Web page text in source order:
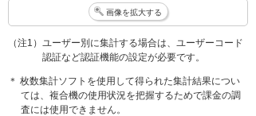
画像を拡大する
（注1）ユーザー別に集計する場合は、ユーザーコード
認証など認証機能の設定が必要です。
＊ 枚数集計ソフトを使用して得られた集計結果につい
ては、複合機の使用状況を把握するためで課金の調
査には使用できません。